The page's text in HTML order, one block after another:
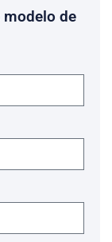
do
modelo de